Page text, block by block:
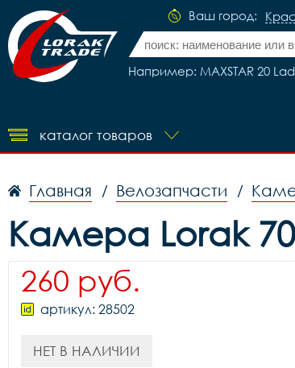
Ваш город:
Например: MAXSTAR 20
каталог товаров
Главная / Велозапчасти /
Камера Lorak
260 руб.
артикул: 28502
НЕТ В НАЛИЧИИ